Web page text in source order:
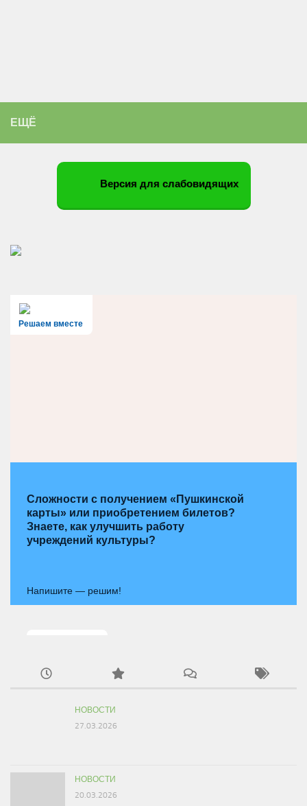
ЕЩЁ
Версия для слабовидящих
Решаем вместе
Сложности с получением «Пушкинской
карты» или приобретением билетов?
Знаете, как улучшить работу
учреждений культуры?
Напишите — решим!
НОВОСТИ
27.03.2026
НОВОСТИ
20.03.2026